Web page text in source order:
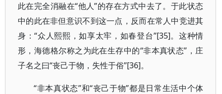
此在完全消融在“他人”的存在方式中去了。于此状态
中的此在非但意识不到这一点，反而在常人中竞进其
身：“众人熙熙，如享太牢，如春登台”[35]。这种情
形，海德格尔称之为此在生存中的“非本真状态”，庄
子名之曰“丧己于物，失性于俗”[36]。
“非本真状态”和“丧己于物”都是日常生活中个体